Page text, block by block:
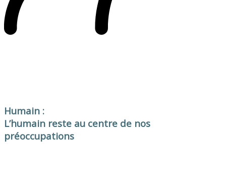
Humain :
L’humain reste au centre de nos
préoccupations